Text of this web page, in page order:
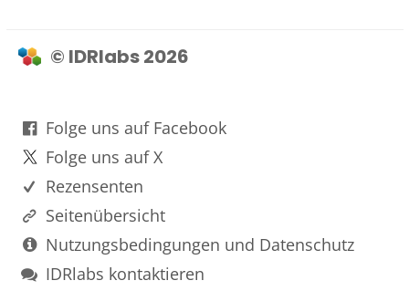
© IDRlabs 2026
Folge uns auf Facebook
Folge uns auf X
Rezensenten
Seitenübersicht
Nutzungsbedingungen und Datenschutz
IDRlabs kontaktieren